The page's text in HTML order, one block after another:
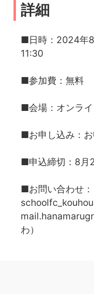
詳細
■日時：2024年
11:30
■参加費：無料
■会場：オンラ
■お申し込み：
■申込締切：8月
■お問い合わせ：
わ）